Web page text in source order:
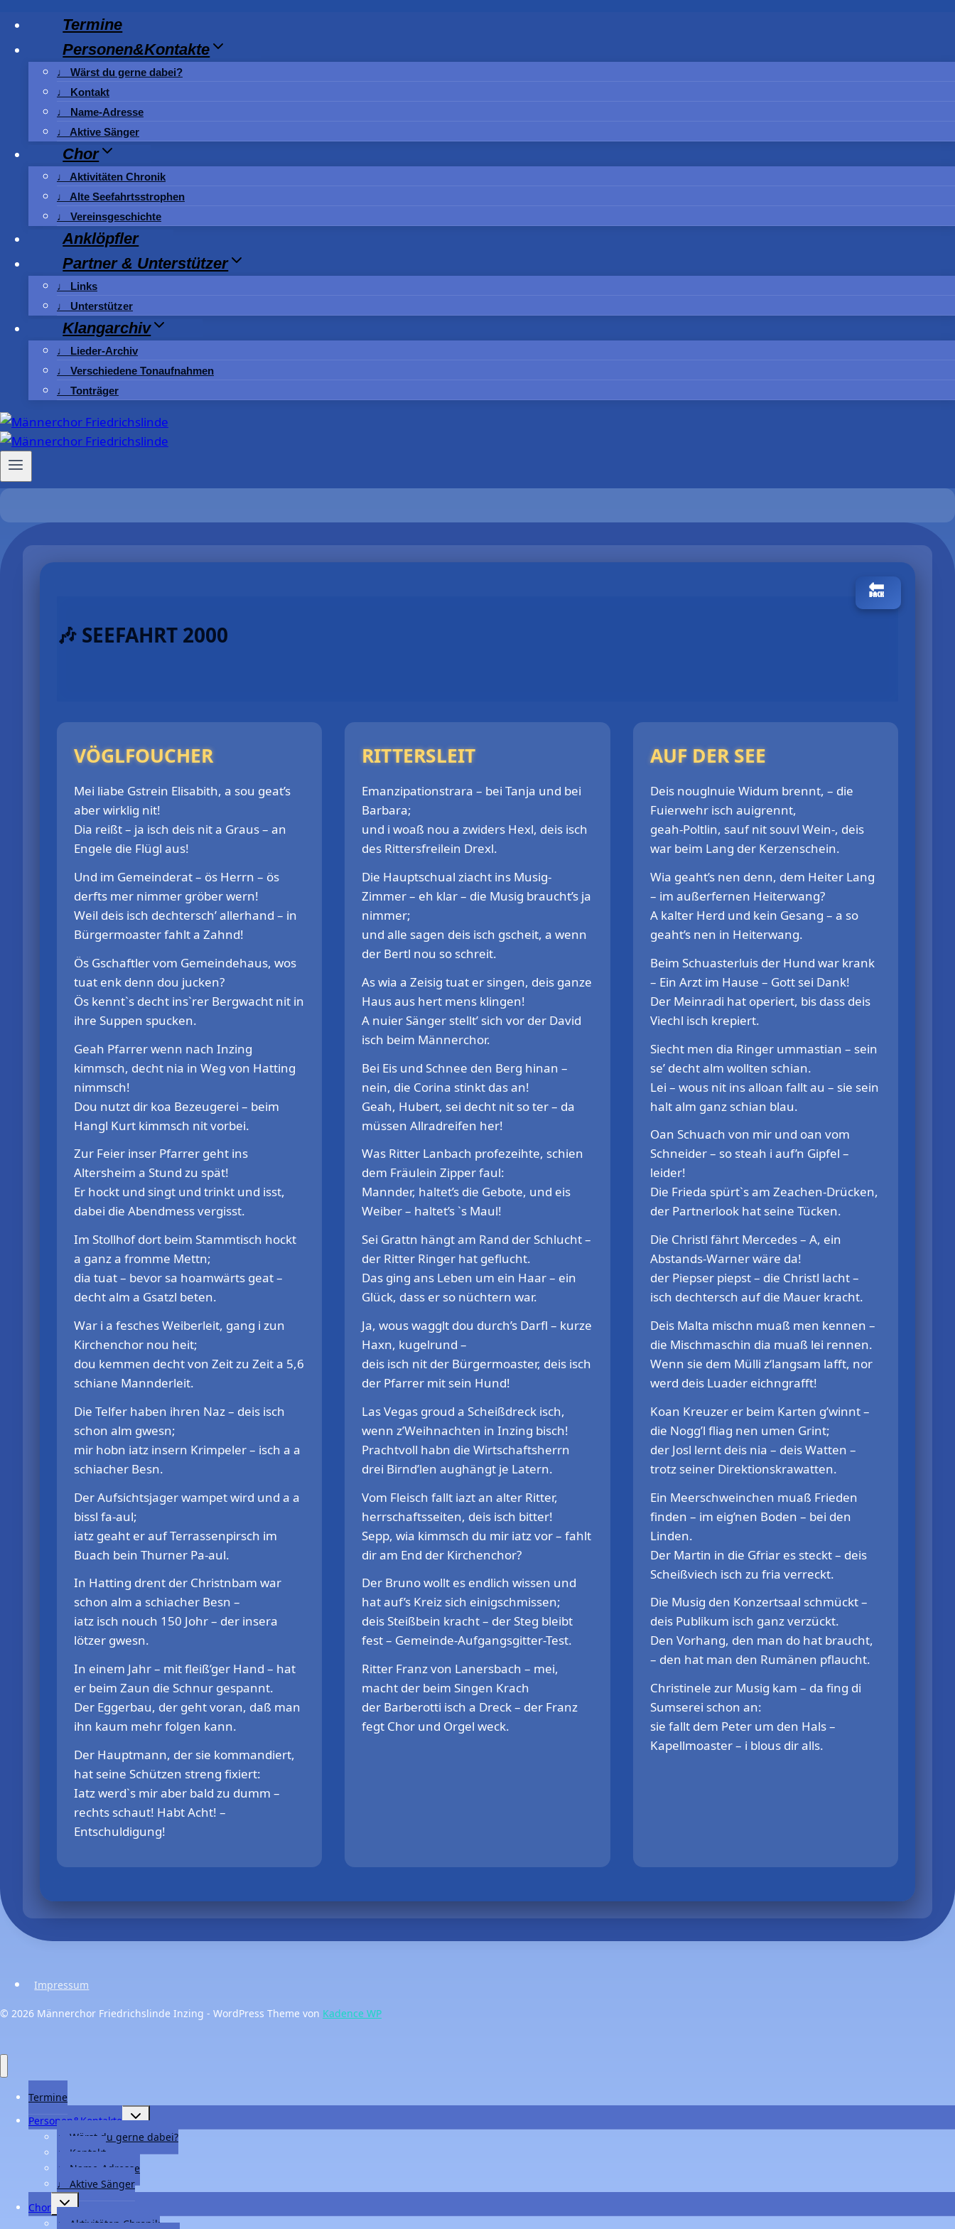
Zum
springen
Termine
Personen&Kontakte
♩ Wärst du gerne dabei?
♩ Kontakt
♩ Name-Adresse
♩ Aktive Sänger
Chor
♩ Aktivitäten Chronik
♩ Alte Seefahrtsstrophen
♩ Vereinsgeschichte
Anklöpfler
Partner & Unterstützer
♩ Links
♩ Unterstützer
Klangarchiv
♩ Lieder-Archiv
♩ Verschiedene Tonaufnahmen
♩ Tonträger
🎶 SEEFAHRT 2000
VÖGLFOUCHER
Mei liabe Gstrein Elisabith, a sou geat’s
aber wirklig nit!
Dia reißt – ja isch deis nit a Graus – an
Engele die Flügl aus!
Und im Gemeinderat – ös Herrn – ös
derfts mer nimmer gröber wern!
Weil deis isch dechtersch’ allerhand – in
Bürgermoaster fahlt a Zahnd!
Ös Gschaftler vom Gemeindehaus, wos
tuat enk denn dou jucken?
Ös kennt`s decht ins`rer Bergwacht nit in
ihre Suppen spucken.
Geah Pfarrer wenn nach Inzing
kimmsch, decht nia in Weg von Hatting
nimmsch!
Dou nutzt dir koa Bezeugerei – beim
Hangl Kurt kimmsch nit vorbei.
Zur Feier inser Pfarrer geht ins
Altersheim a Stund zu spät!
Er hockt und singt und trinkt und isst,
dabei die Abendmess vergisst.
Im Stollhof dort beim Stammtisch hockt
a ganz a fromme Mettn;
dia tuat – bevor sa hoamwärts geat –
decht alm a Gsatzl beten.
War i a fesches Weiberleit, gang i zun
Kirchenchor nou heit;
dou kemmen decht von Zeit zu Zeit a 5,6
schiane Mannderleit.
Die Telfer haben ihren Naz – deis isch
schon alm gwesn;
mir hobn iatz insern Krimpeler – isch a a
schiacher Besn.
Der Aufsichtsjager wampet wird und a a
bissl fa-aul;
iatz geaht er auf Terrassenpirsch im
Buach bein Thurner Pa-aul.
In Hatting drent der Christnbam war
schon alm a schiacher Besn –
iatz isch nouch 150 Johr – der insera
lötzer gwesn.
In einem Jahr – mit fleiß’ger Hand – hat
er beim Zaun die Schnur gespannt.
Der Eggerbau, der geht voran, daß man
ihn kaum mehr folgen kann.
Der Hauptmann, der sie kommandiert,
hat seine Schützen streng fixiert:
Iatz werd`s mir aber bald zu dumm –
rechts schaut! Habt Acht! –
Entschuldigung!
RITTERSLEIT
Emanzipationstrara – bei Tanja und bei
Barbara;
und i woaß nou a zwiders Hexl, deis isch
des Rittersfreilein Drexl.
Die Hauptschual ziacht ins Musig‐
Zimmer – eh klar – die Musig braucht’s ja
nimmer;
und alle sagen deis isch gscheit, a wenn
der Bertl nou so schreit.
As wia a Zeisig tuat er singen, deis ganze
Haus aus hert mens klingen!
A nuier Sänger stellt’ sich vor der David
isch beim Männerchor.
Bei Eis und Schnee den Berg hinan –
nein, die Corina stinkt das an!
Geah, Hubert, sei decht nit so ter – da
müssen Allradreifen her!
Was Ritter Lanbach profezeihte, schien
dem Fräulein Zipper faul:
Mannder, haltet’s die Gebote, und eis
Weiber – haltet’s `s Maul!
Sei Grattn hängt am Rand der Schlucht –
der Ritter Ringer hat geflucht.
Das ging ans Leben um ein Haar – ein
Glück, dass er so nüchtern war.
Ja, wous wagglt dou durch’s Darfl – kurze
Haxn, kugelrund –
deis isch nit der Bürgermoaster, deis isch
der Pfarrer mit sein Hund!
Las Vegas groud a Scheißdreck isch,
wenn z’Weihnachten in Inzing bisch!
Prachtvoll habn die Wirtschaftsherrn
drei Birnd’len aughängt je Latern.
Vom Fleisch fallt iazt an alter Ritter,
herrschaftsseiten, deis isch bitter!
Sepp, wia kimmsch du mir iatz vor – fahlt
dir am End der Kirchenchor?
Der Bruno wollt es endlich wissen und
hat auf’s Kreiz sich einigschmissen;
deis Steißbein kracht – der Steg bleibt
fest – Gemeinde-Aufgangsgitter-Test.
Ritter Franz von Lanersbach – mei,
macht der beim Singen Krach
der Barberotti isch a Dreck – der Franz
fegt Chor und Orgel weck.
AUF DER SEE
Deis nouglnuie Widum brennt, – die
Fuierwehr isch auigrennt,
geah-Poltlin, sauf nit souvl Wein-, deis
war beim Lang der Kerzenschein.
Wia geaht’s nen denn, dem Heiter Lang
– im außerfernen Heiterwang?
A kalter Herd und kein Gesang – a so
geaht’s nen in Heiterwang.
Beim Schuasterluis der Hund war krank
– Ein Arzt im Hause – Gott sei Dank!
Der Meinradi hat operiert, bis dass deis
Viechl isch krepiert.
Siecht men dia Ringer ummastian – sein
se’ decht alm wollten schian.
Lei – wous nit ins alloan fallt au – sie sein
halt alm ganz schian blau.
Oan Schuach von mir und oan vom
Schneider – so steah i auf’n Gipfel –
leider!
Die Frieda spürt`s am Zeachen-Drücken,
der Partnerlook hat seine Tücken.
Die Christl fährt Mercedes – A, ein
Abstands-Warner wäre da!
der Piepser piepst – die Christl lacht –
isch dechtersch auf die Mauer kracht.
Deis Malta mischn muaß men kennen –
die Mischmaschin dia muaß lei rennen.
Wenn sie dem Mülli z‘langsam lafft, nor
werd deis Luader eichngrafft!
Koan Kreuzer er beim Karten g’winnt –
die Nogg’l fliag nen umen Grint;
der Josl lernt deis nia – deis Watten –
trotz seiner Direktionskrawatten.
Ein Meerschweinchen muaß Frieden
finden – im eig’nen Boden – bei den
Linden.
Der Martin in die Gfriar es steckt – deis
Scheißviech isch zu fria verreckt.
Die Musig den Konzertsaal schmückt –
deis Publikum isch ganz verzückt.
Den Vorhang, den man do hat braucht,
– den hat man den Rumänen pflaucht.
Christinele zur Musig kam – da fing di
Sumserei schon an:
sie fallt dem Peter um den Hals –
Kapellmoaster – i blous dir alls.
Impressum
© 2026 Männerchor Friedrichslinde Inzing - WordPress Theme von Kadence WP
Termine
Personen&Kontakte
Untermenü
umschalten
♩ Wärst du gerne dabei?
♩ Kontakt
♩ Name-Adresse
♩ Aktive Sänger
Chor
Untermenü
umschalten
♩ Aktivitäten Chronik